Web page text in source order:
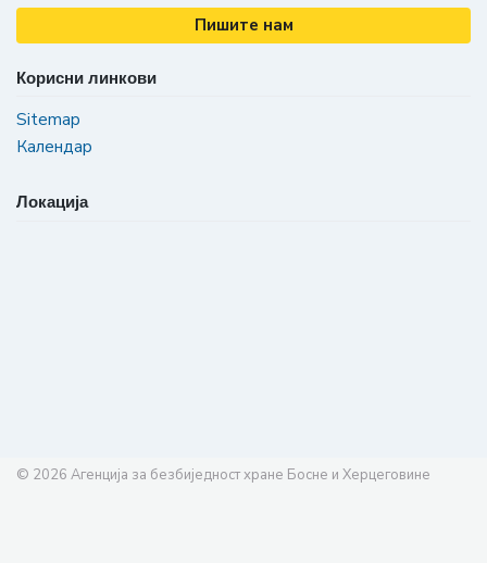
Пишите нам
Корисни линкови
Sitemap
Календар
Локација
© 2026 Агенција за безбиједност хране Босне и Херцеговине